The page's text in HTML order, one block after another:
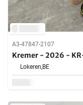
A3-47847-2107
Kremer - 2026 -
Lokeren,BE